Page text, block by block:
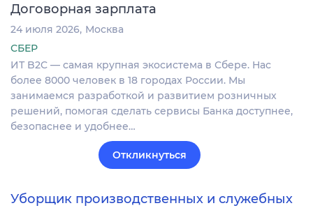
Договорная зарплата
24 июля 2026 Москва
СБЕР
ИТ B2C — самая крупная экосистема в Сбере. Нас
более 8000 человек в 18 городах России. Мы
занимаемся разработкой и развитием розничных
решений, помогая сделать сервисы Банка доступнее,
безопаснее и удобнее…
Откликнуться
Уборщик производственных и служебных